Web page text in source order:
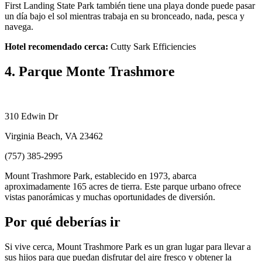
First Landing State Park también tiene una playa donde puede pasar
un día bajo el sol mientras trabaja en su bronceado, nada, pesca y
navega.
Hotel recomendado cerca: Cutty Sark Efficiencies
4. Parque Monte Trashmore
310 Edwin Dr
Virginia Beach, VA 23462
(757) 385-2995
Mount Trashmore Park, establecido en 1973, abarca
aproximadamente 165 acres de tierra. Este parque urbano ofrece
vistas panorámicas y muchas oportunidades de diversión.
Por qué deberías ir
Si vive cerca, Mount Trashmore Park es un gran lugar para llevar a
sus hijos para que puedan disfrutar del aire fresco y obtener la